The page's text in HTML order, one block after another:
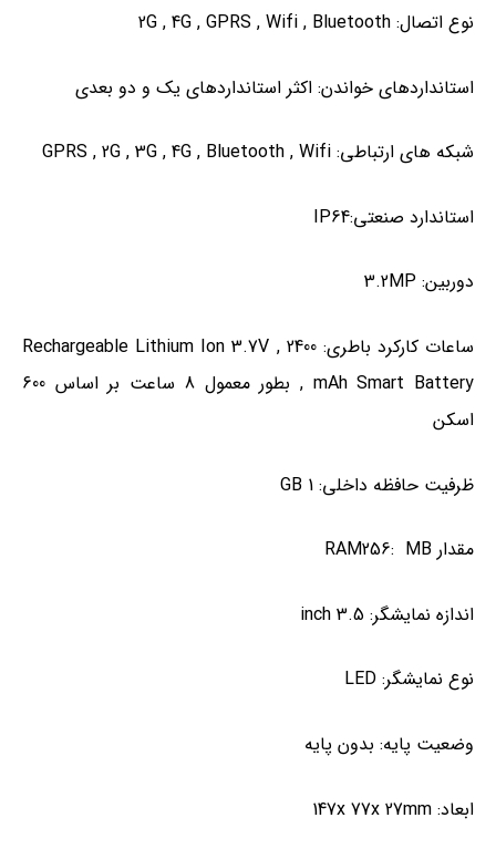
نوع اتصال: 2G , 4G , GPRS , Wifi , Bluetooth
استانداردهای خواندن: اکثر استانداردهای یک و دو بعدی
شبکه های ارتباطی: GPRS , 2G , 3G , 4G , Bluetooth , Wifi
استاندارد صنعتی:IP64
دوربین: 3.2MP
ساعات کارکرد باطری: Rechargeable Lithium Ion 3.7V , 2400
mAh Smart Battery
,
بطور معمول 8 ساعت بر اساس 600
اسکن
ظرفیت حافظه داخلی: 1 GB
مقدار RAM 256: MB
اندازه نمایشگر: 3.5 inch
نوع نمایشگر: LED
وضعیت پایه: بدون پایه
ابعاد: 147x 77x 27mm